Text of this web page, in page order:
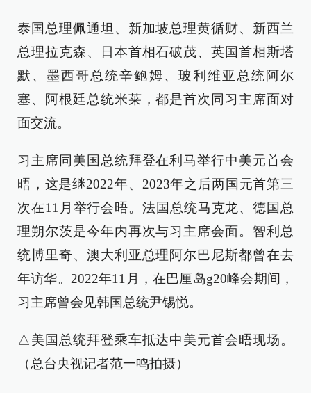
泰国总理佩通坦、新加坡总理黄循财、新西兰
总理拉克森、日本首相石破茂、英国首相斯塔
默、墨西哥总统辛鲍姆、玻利维亚总统阿尔
塞、阿根廷总统米莱，都是首次同习主席面对
面交流。
习主席同美国总统拜登在利马举行中美元首会
晤，这是继2022年、2023年之后两国元首第三
次在11月举行会晤。法国总统马克龙、德国总
理朔尔茨是今年内再次与习主席会面。智利总
统博里奇、澳大利亚总理阿尔巴尼斯都曾在去
年访华。2022年11月，在巴厘岛g20峰会期间，
习主席曾会见韩国总统尹锡悦。
△美国总统拜登乘车抵达中美元首会晤现场。
（总台央视记者范一鸣拍摄）